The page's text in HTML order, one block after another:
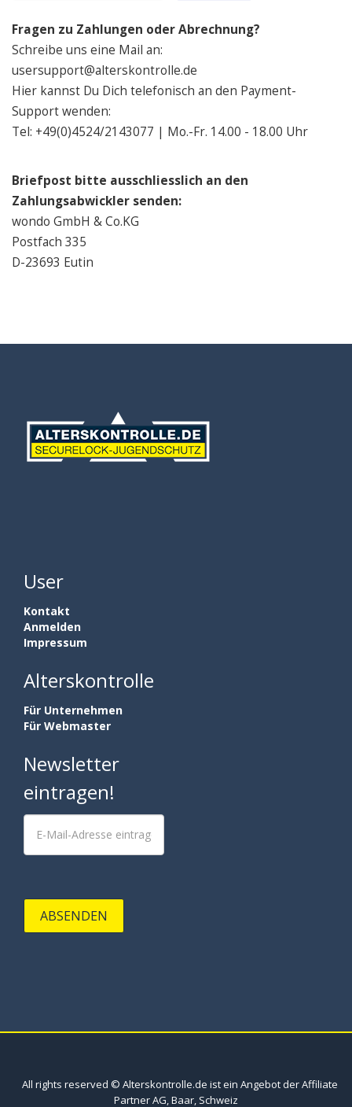
Fragen zu Zahlungen oder Abrechnung?
Schreibe uns eine Mail an:
usersupport@alterskontrolle.de
Hier kannst Du Dich telefonisch an den Payment-
Support wenden:
Tel: +49(0)4524/2143077 | Mo.-Fr. 14.00 - 18.00 Uhr
Briefpost bitte ausschliesslich an den
Zahlungsabwickler senden:
wondo GmbH & Co.KG
Postfach 335
D-23693 Eutin
User
Kontakt
Anmelden
Impressum
Alterskontrolle
Für Unternehmen
Für Webmaster
Newsletter
eintragen!
ABSENDEN
All rights reserved © Alterskontrolle.de ist ein Angebot der Affiliate
Partner AG, Baar, Schweiz